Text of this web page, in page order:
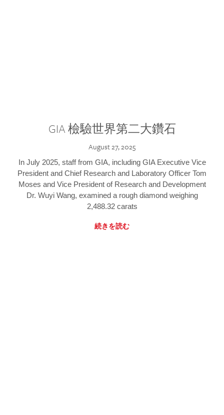
GIA 檢驗世界第二大鑽石
August 27, 2025
In July 2025, staff from GIA, including GIA Executive Vice
President and Chief Research and Laboratory Officer Tom
Moses and Vice President of Research and Development
Dr. Wuyi Wang, examined a rough diamond weighing
2,488.32 carats
続きを読む